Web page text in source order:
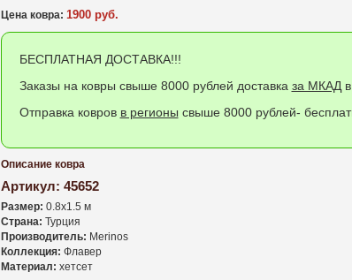
Цена ковра: 1900 руб.
БЕСПЛАТНАЯ ДОСТАВКА!!!
Заказы на ковры свыше 8000 рублей доставка за МКАДв
Отправка ковров в регионы свыше 8000 рублей-
Описание ковра
Артикул: 45652
Размер: 0.8x1.5 м
Страна: Турция
Производитель: Merinos
Коллекция: Флавер
Материал: хетсет